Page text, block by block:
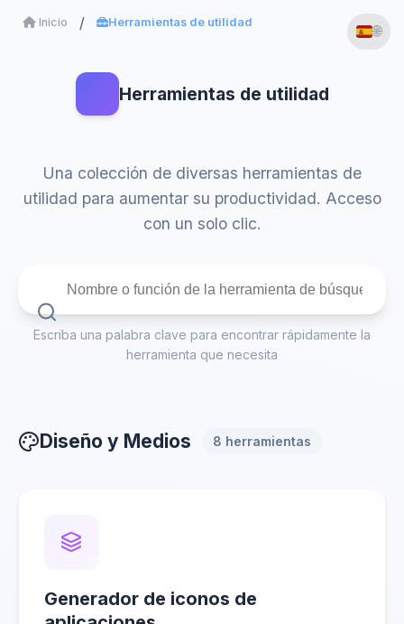
🌐
Inicio Herramientas de utilidad
Herramientas de utilidad
Una colección de diversas herramientas de
utilidad para aumentar su productividad. Acceso
con un solo clic.
Escriba una palabra clave para encontrar rápidamente la
herramienta que necesita
Diseño y Medios 8 herramientas
Generador de iconos de